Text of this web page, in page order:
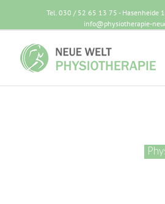
Tel. 030 / 52 65 13 75 - Hasenheide
info@physiotherapie-